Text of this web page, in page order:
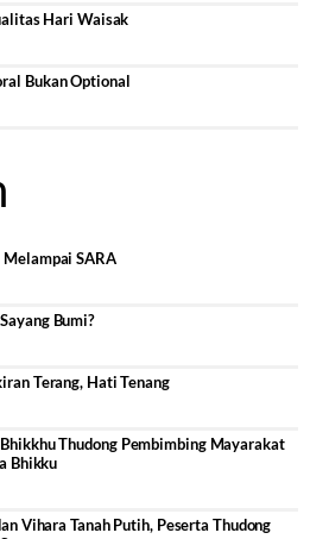
Hari Waisak
Bukan Optional
Melampai SARA
Bumi?
Terang, Hati Tenang
Thudong Pembimbing Mayarakat
Bhikku
Vihara Tanah Putih, Peserta Thudong